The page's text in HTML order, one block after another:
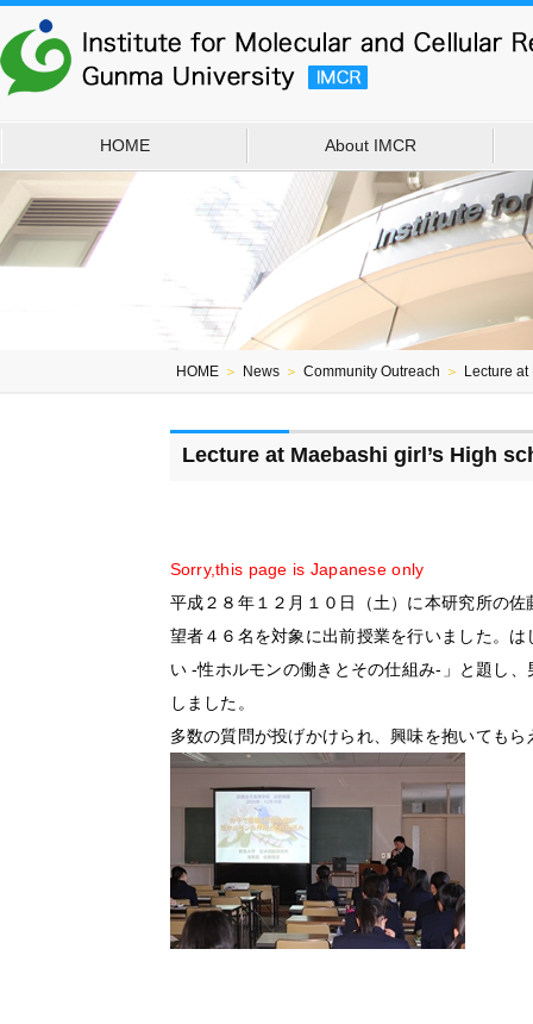
HOME About IMCR
HOME ＞ News ＞ Community Outreach ＞ Lecture
Lecture at Maebashi girl’s High
Sorry,this page is Japanese only
平成２８年１２月１０日（土）に本研究所の
望者４６名を対象に出前授業を行いました。
い -性ホルモンの働きとその仕組み-」と題し
しました。
多数の質問が投げかけられ、興味を抱いても